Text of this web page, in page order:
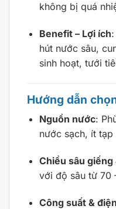
không bị quá
Benefit – Lợi ích
hút nước sâu,
sinh hoạt, tưới
Hướng dẫn
Nguồn nước:
nước sạch, ít tạp
Chiều sâu
với độ sâu từ 70
Công suất &